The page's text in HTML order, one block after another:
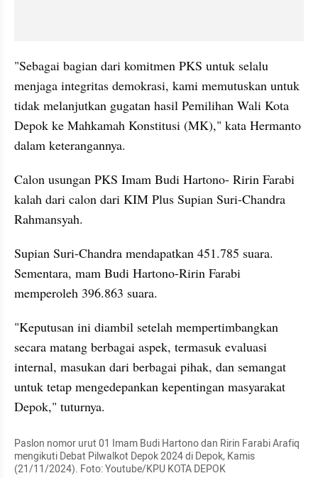
"Sebagai bagian dari komitmen PKS untuk selalu
menjaga integritas demokrasi, kami memutuskan untuk
tidak melanjutkan gugatan hasil Pemilihan Wali Kota
Depok ke Mahkamah Konstitusi (MK)," kata Hermanto
dalam keterangannya.
Calon usungan PKS Imam Budi Hartono- Ririn Farabi
kalah dari calon dari KIM Plus Supian Suri-Chandra
Rahmansyah.
Supian Suri-Chandra mendapatkan 451.785 suara.
Sementara, mam Budi Hartono-Ririn Farabi
memperoleh 396.863 suara.
"Keputusan ini diambil setelah mempertimbangkan
secara matang berbagai aspek, termasuk evaluasi
internal, masukan dari berbagai pihak, dan semangat
untuk tetap mengedepankan kepentingan masyarakat
Depok," tuturnya.
Paslon nomor urut 01 Imam Budi Hartono dan Ririn Farabi Arafiq
mengikuti Debat Pilwalkot Depok 2024 di Depok, Kamis
(21/11/2024). Foto: Youtube/KPU KOTA DEPOK